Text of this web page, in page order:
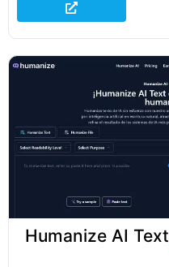
Humanize AI Text